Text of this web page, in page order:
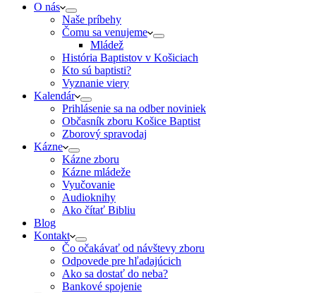
O nás
Naše príbehy
Čomu sa venujeme
Mládež
História Baptistov v Košiciach
Kto sú baptisti?
Vyznanie viery
Kalendár
Prihlásenie sa na odber noviniek
Občasník zboru Košice Baptist
Zborový spravodaj
Kázne
Kázne zboru
Kázne mládeže
Vyučovanie
Audioknihy
Ako čítať Bibliu
Blog
Kontakt
Čo očakávať od návštevy zboru
Odpovede pre hľadajúcich
Ako sa dostať do neba?
Bankové spojenie